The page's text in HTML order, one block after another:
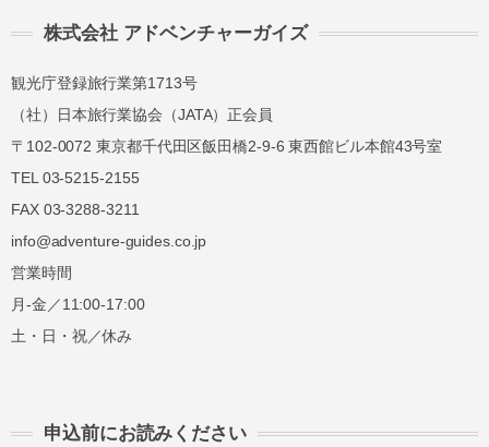
株式会社 アドベンチャーガイズ
観光庁登録旅行業第1713号
（社）日本旅行業協会（JATA）正会員
〒102-0072 東京都千代田区飯田橋2-9-6 東西館ビル本館43号室
TEL 03-5215-2155
FAX 03-3288-3211
info@adventure-guides.co.jp
営業時間
月-金／11:00-17:00
土・日・祝／休み
申込前にお読みください